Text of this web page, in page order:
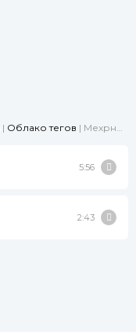
| Облако тегов | Мехрнигори Рустам
5:56
2:43